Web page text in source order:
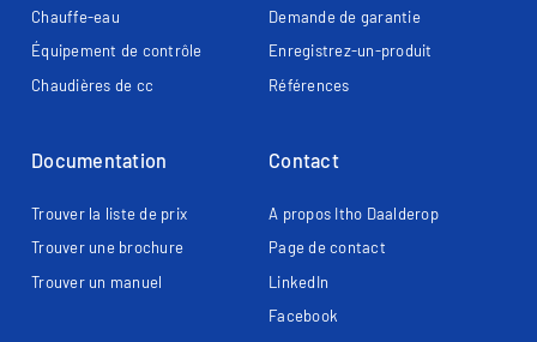
Chauffe-eau
Équipement de contrôle
Chaudières de cc
Demande de garantie
Enregistrez-un-produit
Références
Documentation
Trouver la liste de prix
Trouver une brochure
Trouver un manuel
Contact
A propos Itho Daalderop
Page de contact​
LinkedIn
Facebook